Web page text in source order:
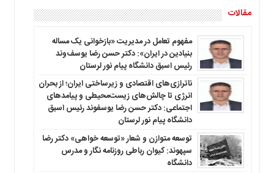
مقالات
مفهوم تعامل در مدیریت «بازخوانی یک مساله
بنیادین در ایران»: دکتر حسن رضا یوسف‌وند
رئیس اسبق دانشگاه پیام نور لرستان
ناترازی‌های اقتصادی و زیرساختی ایران؛ از بحران
انرژی تا چالش‌های زیست‌محیطی و پیامدهای
اجتماعی: دکتر حسن رضا یوسفوند رئیس اسبق
دانشگاه پیام نور لرستان
توسعه متوازن و شعار «توسعه خواهی» دکتر رضا
سپهوند: کیوان رباطی روزنامه نگار و مدرس
دانشگاه